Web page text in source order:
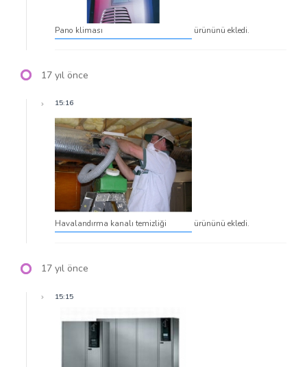
Pano kliması ürününü ekledi.
17 yıl önce
15:16
Havalandırma kanalı temizliği ürününü ekledi.
17 yıl önce
15:15